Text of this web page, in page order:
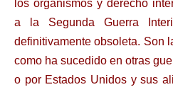
los organismos y derecho
a la Segunda Guerra
definitivamente obsoleta. Son
como ha sucedido en otras
o por Estados Unidos y sus